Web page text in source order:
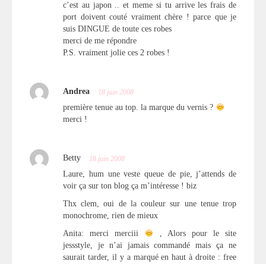
c’est au japon .. et meme si tu arrive les frais de
port doivent couté vraiment chère ! parce que je
suis DINGUE de toute ces robes
merci de me répondre
P.S. vraiment jolie ces 2 robes !
Andrea 18 juin 2008
première tenue au top. la marque du vernis ?
merci !
Betty 18 juin 2008
Laure, hum une veste queue de pie, j’attends de
voir ça sur ton blog ça m’intéresse ! biz
Thx clem, oui de la couleur sur une tenue trop
monochrome, rien de mieux
Anita: merci merciii
, Alors pour le site
jessstyle, je n’ai jamais commandé mais ça ne
saurait tarder, il y a marqué en haut à droite : free